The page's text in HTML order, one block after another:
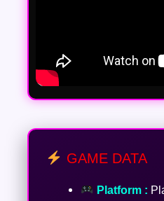
GAME DATA
Platform :